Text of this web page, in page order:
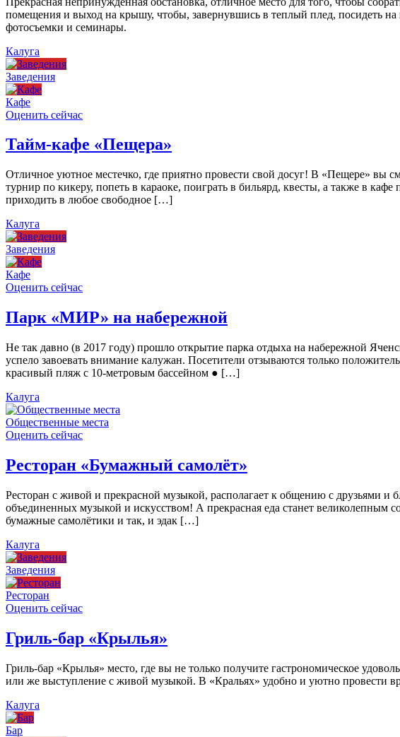
помещения и выход на крышу, чтобы, завернувшись в теплый плед, посидеть
фотосъемки и семинары.
Калуга
Заведения
Кафе
Оценить сейчас
Тайм-кафе «Пещера»
Отличное уютное местечко, где приятно провести свой досуг! В «Пещере» вы
турнир по кикеру, попеть в караоке, поиграть в бильярд, квесты, а также в
приходить в любое свободное […]
Калуга
Заведения
Кафе
Оценить сейчас
Парк «МИР» на набережной
Не так давно (в 2017 году) прошло открытие парка отдыха на набережной
успело завоевать внимание калужан. Посетители отзываются только
красивый пляж с 10-метровым бассейном ● […]
Калуга
Общественные места
Оценить сейчас
Ресторан «Бумажный самолёт»
Ресторан с живой и прекрасной музыкой, располагает к общению с друзьями
объединенных музыкой и искусством! А прекрасная еда станет
бумажные самолётики и так, и эдак […]
Калуга
Заведения
Ресторан
Оценить сейчас
Гриль-бар «Крылья»
Гриль-бар «Крылья» место, где вы не только получите гастрономическое
или же выступление с живой музыкой. В «Кральях» удобно и уютно провести
Калуга
Бар